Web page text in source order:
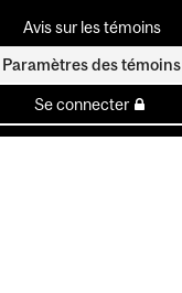
Avis sur les témoins
Paramètres des témoins
Se connecter